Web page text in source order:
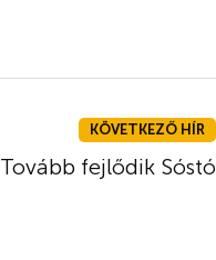
KÖVETKEZŐ HÍR
Tovább fejlődik Sóstó